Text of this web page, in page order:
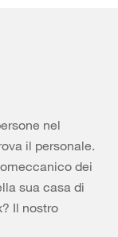
nel
il personale.
dei
sua casa di
Il nostro